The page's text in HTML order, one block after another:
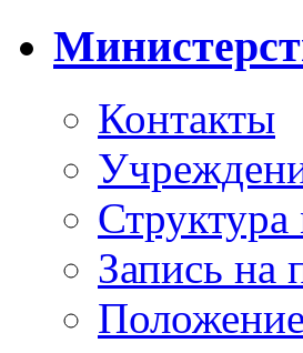
Контакты
Структура
Запись на